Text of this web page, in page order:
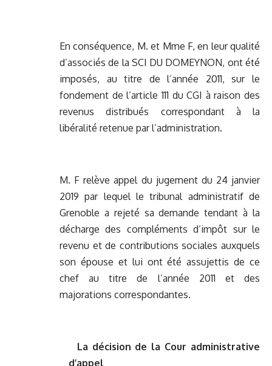
En conséquence, M. et Mme F, en leur qualité
d’associés de la SCI DU DOMEYNON, ont été
imposés, au titre de l’année 2011, sur le
fondement de l’article 111 du CGI à raison des
revenus distribués correspondant à la
libéralité retenue par l’administration.
M. F relève appel du jugement du 24 janvier
2019 par lequel le tribunal administratif de
Grenoble a rejeté sa demande tendant à la
décharge des compléments d’impôt sur le
revenu et de contributions sociales auxquels
son épouse et lui ont été assujettis de ce
chef au titre de l’année 2011 et des
majorations correspondantes.
La décision de la Cour administrative
d’appel